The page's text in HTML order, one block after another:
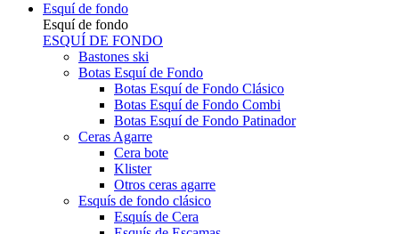
Esquí de fondo
Esquí de fondo
ESQUÍ DE FONDO
Bastones ski
Botas Esquí de Fondo
Botas Esquí de Fondo Clásico
Botas Esquí de Fondo Combi
Botas Esquí de Fondo Patinador
Ceras Agarre
Cera bote
Klister
Otros ceras agarre
Esquís de fondo clásico
Esquís de Cera